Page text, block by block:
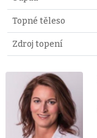
Topné těleso
Zdroj topení